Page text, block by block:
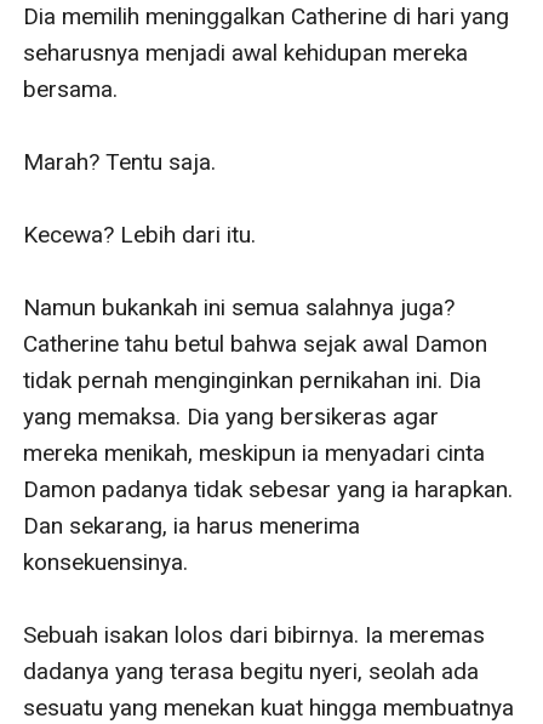
Dia memilih meninggalkan Catherine di hari yang
seharusnya menjadi awal kehidupan mereka
bersama.
Marah? Tentu saja.
Kecewa? Lebih dari itu.
Namun bukankah ini semua salahnya juga?
Catherine tahu betul bahwa sejak awal Damon
tidak pernah menginginkan pernikahan ini. Dia
yang memaksa. Dia yang bersikeras agar
mereka menikah, meskipun ia menyadari cinta
Damon padanya tidak sebesar yang ia harapkan.
Dan sekarang, ia harus menerima
konsekuensinya.
Sebuah isakan lolos dari bibirnya. Ia meremas
dadanya yang terasa begitu nyeri, seolah ada
sesuatu yang menekan kuat hingga membuatnya